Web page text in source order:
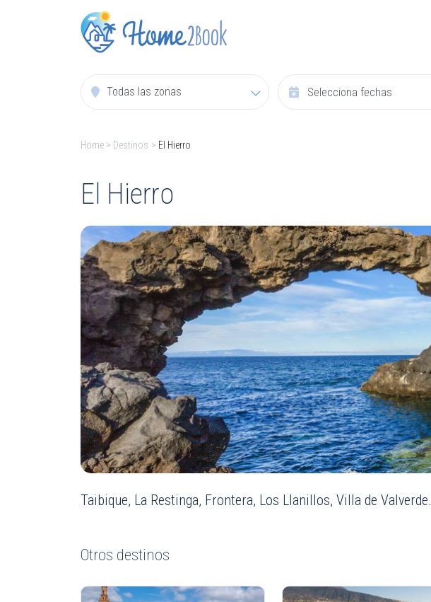
Todas las zonas
Home > Destinos > El Hierro
El Hierro
Taibique, La Restinga, Frontera, Los Llanillos, Villa de Valverde.
Otros destinos